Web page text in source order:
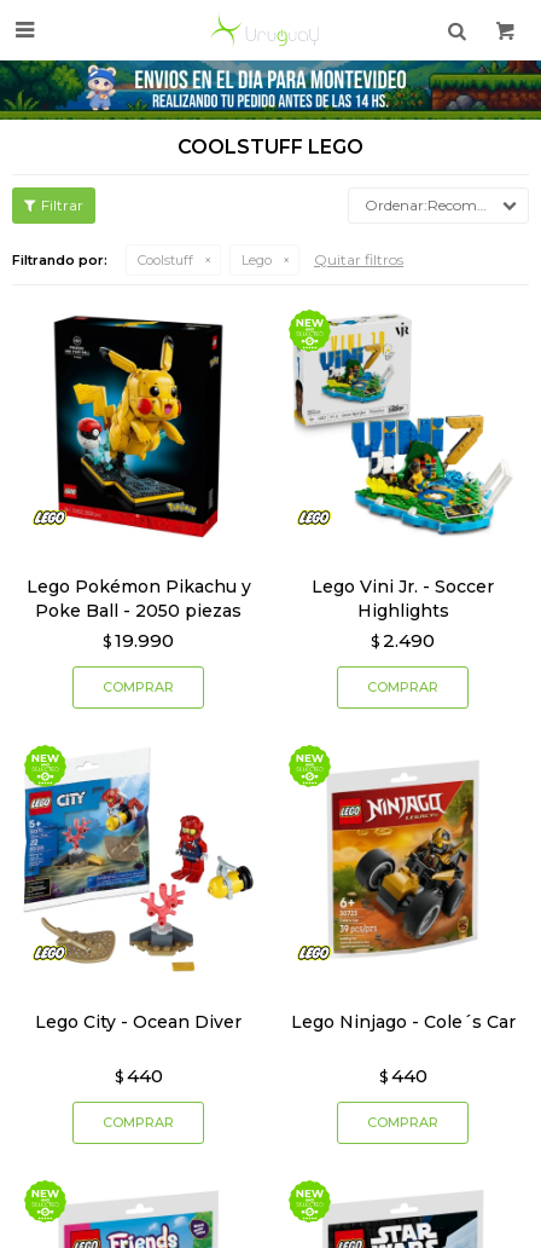

COOLSTUFF LEGO
Recomendados
Filtrando por: Coolstuff Lego Quitar filtros
Lego Pokémon Pikachu y
Poke Ball - 2050 piezas
$ 19.990
Lego Vini Jr. - Soccer
Highlights
$ 2.490
Lego City - Ocean Diver
$ 440
Lego Ninjago - Cole´s Car
$ 440